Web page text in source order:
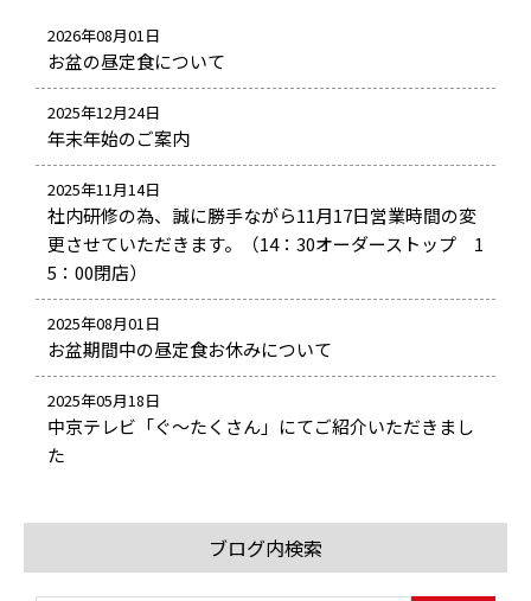
2026年08月01日
お盆の昼定食について
2025年12月24日
年末年始のご案内
2025年11月14日
社内研修の為、誠に勝手ながら11月17日営業時間の変
更させていただきます。（14：30オーダーストップ 1
5：00閉店）
2025年08月01日
お盆期間中の昼定食お休みについて
2025年05月18日
中京テレビ「ぐ～たくさん」にてご紹介いただきまし
た
ブログ内検索